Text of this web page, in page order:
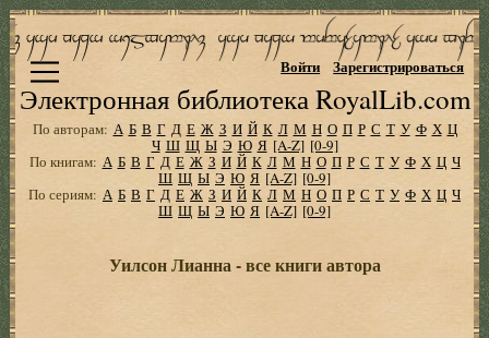
Электронная библиотека RoyalLib.com
Войти Зарегистрироваться
По авторам: А Б В Г Д Е Ж З И Й К Л М Н О П Р С Т У Ф Х Ц
Ч Ш Щ Ы Э Ю Я [A-Z] [0-9]
По книгам: А Б В Г Д Е Ж З И Й К Л М Н О П Р С Т У Ф Х Ц Ч
Ш Щ Ы Э Ю Я [A-Z] [0-9]
По сериям: А Б В Г Д Е Ж З И Й К Л М Н О П Р С Т У Ф Х Ц Ч
Ш Щ Ы Э Ю Я [A-Z] [0-9]
Уилсон Лианна - все книги автора